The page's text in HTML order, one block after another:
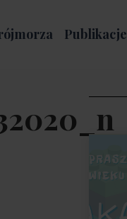
Publikacje